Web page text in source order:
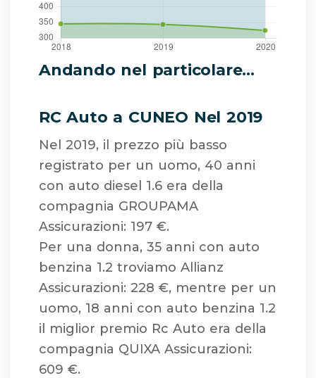
Andando nel particolare...
RC Auto a CUNEO Nel 2019
Nel 2019, il prezzo più basso
registrato per un uomo, 40 anni
con auto diesel 1.6 era della
compagnia GROUPAMA
Assicurazioni: 197 €.
Per una donna, 35 anni con auto
benzina 1.2 troviamo Allianz
Assicurazioni: 228 €, mentre per un
uomo, 18 anni con auto benzina 1.2
il miglior premio Rc Auto era della
compagnia QUIXA Assicurazioni:
609 €.